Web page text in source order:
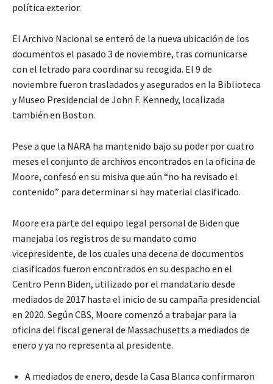
política exterior.
El Archivo Nacional se enteró de la nueva ubicación de los
documentos el pasado 3 de noviembre, tras comunicarse
con el letrado para coordinar su recogida. El 9 de
noviembre fueron trasladados y asegurados en la Biblioteca
y Museo Presidencial de John F. Kennedy, localizada
también en Boston.
Pese a que la NARA ha mantenido bajo su poder por cuatro
meses el conjunto de archivos encontrados en la oficina de
Moore, confesó en su misiva que aún “no ha revisado el
contenido” para determinar si hay material clasificado.
Moore era parte del equipo legal personal de Biden que
manejaba los registros de su mandato como
vicepresidente, de los cuales una decena de documentos
clasificados fueron encontrados en su despacho en el
Centro Penn Biden, utilizado por el mandatario desde
mediados de 2017 hasta el inicio de su campaña presidencial
en 2020. Según CBS, Moore comenzó a trabajar para la
oficina del fiscal general de Massachusetts a mediados de
enero y ya no representa al presidente.
A mediados de enero, desde la Casa Blanca confirmaron